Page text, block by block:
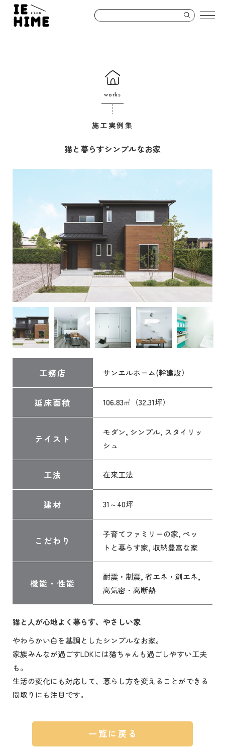
works
施工実例集
猫と暮らすシンプルなお家
工務店 サンエルホーム(幹建設）
延床面積 106.83㎡（32.31坪）
テイスト
モダン, シンプル, スタイリッ
シュ
工法 在来工法
建材 31～40坪
こだわり
子育てファミリーの家, ペッ
トと暮らす家, 収納豊富な家
機能・性能
耐震・制震, 省エネ・創エネ,
高気密・高断熱
猫と人が心地よく暮らす、やさしい家
やわらかい白を基調としたシンプルなお家。
家族みんなが過ごすLDKには猫ちゃんも過ごしやすい工夫
も。
生活の変化にも対応して、暮らし方を変えることができる
間取りにも注目です。
一覧に戻る